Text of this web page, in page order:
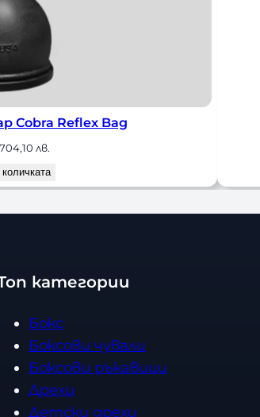
Cobra Reflex Bag
лв.
категории
Бокс
Боксови чували
Боксови ръкавици
Дрехи
Детски дрехи